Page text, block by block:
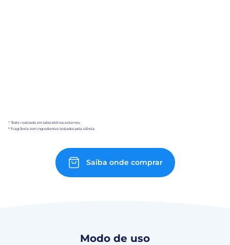
¹ Teste realizado em laboratórios externos.
² Fragrância com ingredientes testados pela ciência.
Saiba onde comprar
Modo de uso